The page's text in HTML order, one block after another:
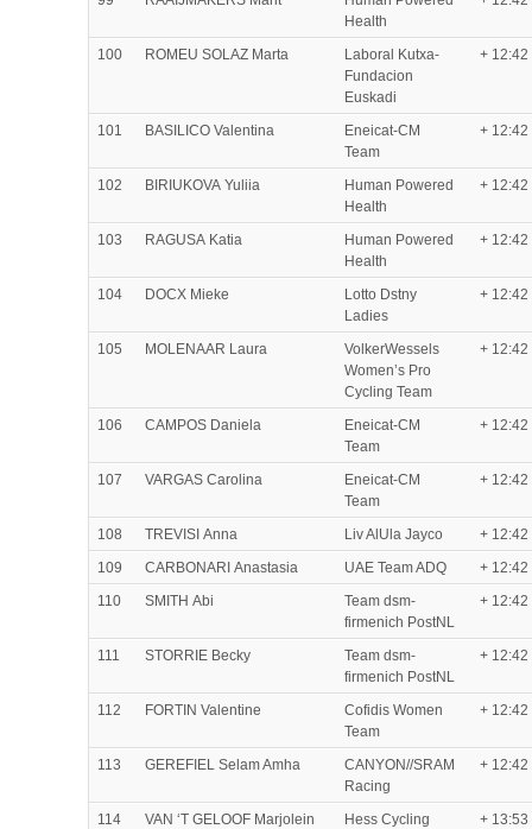
Health
100 ROMEU SOLAZ Marta
Laboral Kutxa-
Fundacion
Euskadi
+ 12:42
101 BASILICO Valentina
Eneicat-CM
Team
+ 12:42
102 BIRIUKOVA Yuliia
Human Powered
Health
+ 12:42
103 RAGUSA Katia
Human Powered
Health
+ 12:42
104 DOCX Mieke
Lotto Dstny
Ladies
+ 12:42
105 MOLENAAR Laura
VolkerWessels
Women’s Pro
Cycling Team
+ 12:42
106 CAMPOS Daniela
Eneicat-CM
Team
+ 12:42
107 VARGAS Carolina
Eneicat-CM
Team
+ 12:42
108 TREVISI Anna Liv AlUla Jayco
+ 12:42
109
CARBONARI Anastasia UAE Team ADQ
+ 12:42
110
SMITH Abi
Team dsm-
firmenich PostNL
+ 12:42
111 STORRIE Becky
Team dsm-
firmenich PostNL
+ 12:42
112 FORTIN Valentine
Cofidis Women
Team
+ 12:42
113 GEREFIEL Selam Amha
CANYON//SRAM
Racing
+ 12:42
114 VAN ‘T GELOOF Marjolein Hess Cycling + 13:53